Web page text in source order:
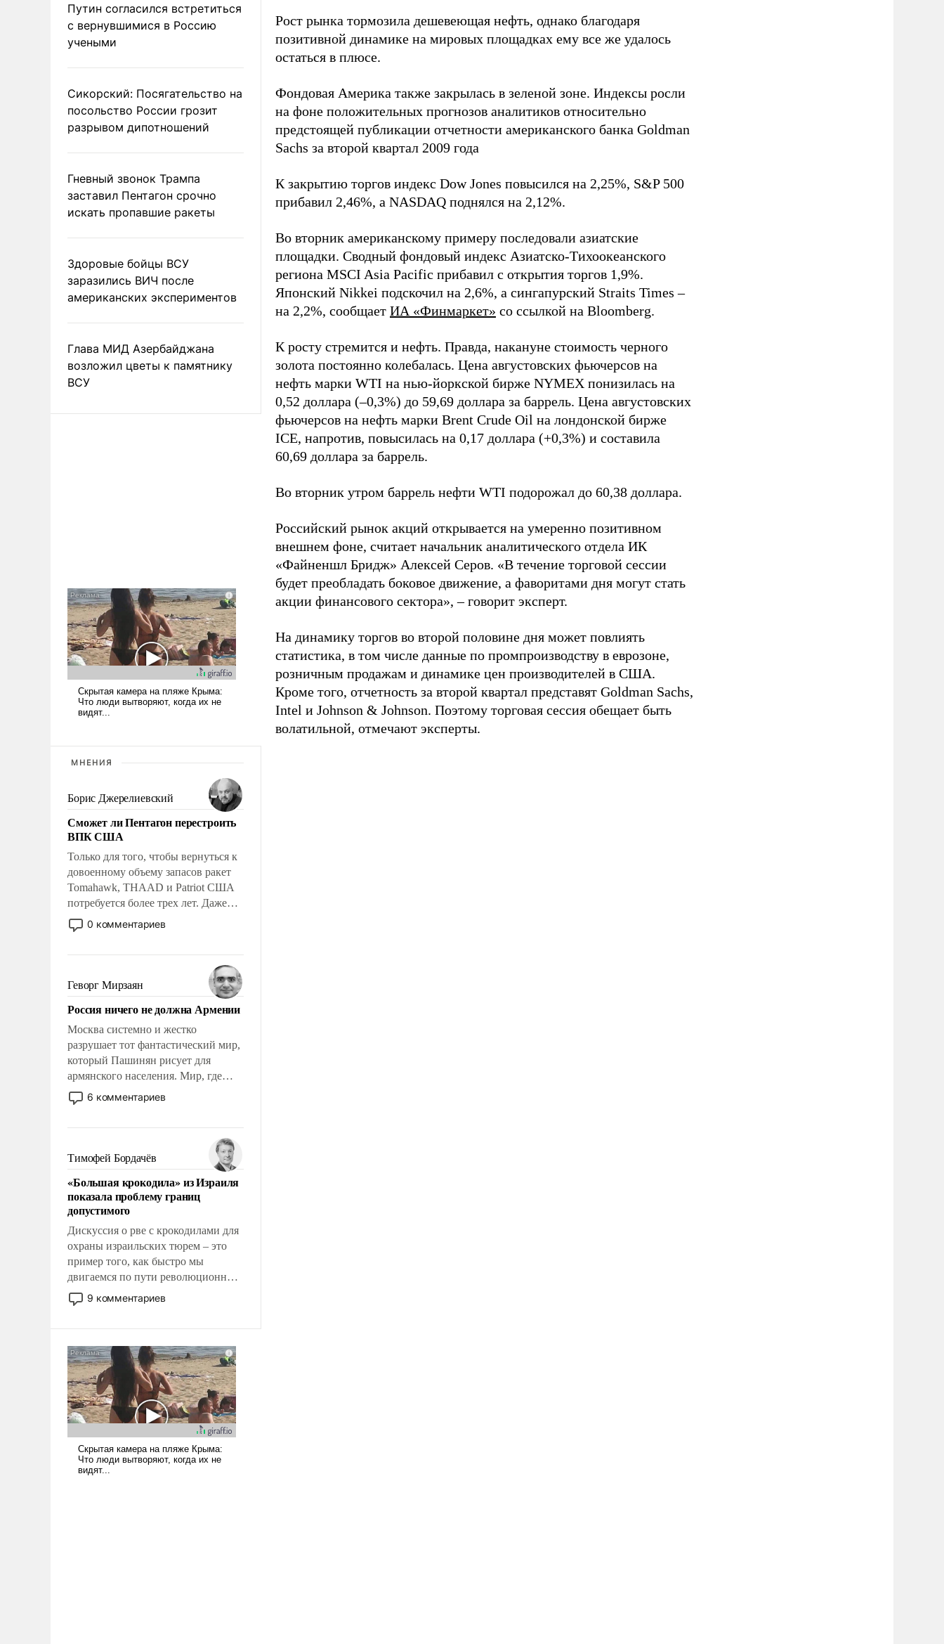
Путин согласился встретиться
с вернувшимися в Россию
учеными
Сикорский: Посягательство на
посольство России грозит
разрывом дипотношений
Гневный звонок Трампа
заставил Пентагон срочно
искать пропавшие ракеты
Здоровые бойцы ВСУ
заразились ВИЧ после
американских экспериментов
Глава МИД Азербайджана
возложил цветы к памятнику
ВСУ
МНЕНИЯ
Борис Джерелиевский
Сможет ли Пентагон перестроить
ВПК США
Только для того, чтобы вернуться к
довоенному объему запасов ракет
Tomahawk, THAAD и Patriot США
потребуется более трех лет. Даже
небольшая война с Ираном
опустошила американские
уязвимости США, например, перед
Китаем.
0 комментариев
Геворг Мирзаян
Россия ничего не должна Армении
Москва системно и жестко
разрушает тот фантастический мир,
который Пашинян рисует для
армянского населения. Мир, где
этому населению все должны
просто по определению, где его
беспрекословно оплачиваться за
счет российских
налогоплательщиков и где за свои
поступки не нужно отвечать.
6 комментариев
Тимофей Бордачёв
«Большая крокодила» из Израиля
показала проблему границ
допустимого
Дискуссия о рве с крокодилами для
охраны израильских тюрем – это
пример того, как быстро мы
двигаемся по пути революционных
изменений. То, что несколько лет
назад было образом для
9 комментариев
Рост рынка тормозила дешевеющая нефть, однако благодаря
позитивной динамике на мировых площадках ему все же удалось
остаться в плюсе.
Фондовая Америка также закрылась в зеленой зоне. Индексы росли
на фоне положительных прогнозов аналитиков относительно
предстоящей публикации отчетности американского банка Goldman
Sachs за второй квартал 2009 года
К закрытию торгов индекс Dow Jones повысился на 2,25%, S&P 500
прибавил 2,46%, а NASDAQ поднялся на 2,12%.
Во вторник американскому примеру последовали азиатские
площадки. Сводный фондовый индекс Азиатско-Тихоокеанского
региона MSCI Asia Pacific прибавил с открытия торгов 1,9%.
Японский Nikkei подскочил на 2,6%, а сингапурский Straits Times –
на 2,2%, сообщает ИА «Финмаркет» со ссылкой на Bloomberg.
К росту стремится и нефть. Правда, накануне стоимость черного
золота постоянно колебалась. Цена августовских фьючерсов на
нефть марки WTI на нью-йоркской бирже NYMEХ понизилась на
0,52 доллара (–0,3%) до 59,69 доллара за баррель. Цена августовских
фьючерсов на нефть марки Brent Crude Oil на лондонской бирже
IСE, напротив, повысилась на 0,17 доллара (+0,3%) и составила
60,69 доллара за баррель.
Во вторник утром баррель нефти WTI подорожал до 60,38 доллара.
Российский рынок акций открывается на умеренно позитивном
внешнем фоне, считает начальник аналитического отдела ИК
«Файненшл Бридж» Алексей Серов. «В течение торговой сессии
будет преобладать боковое движение, а фаворитами дня могут стать
акции финансового сектора», – говорит эксперт.
На динамику торгов во второй половине дня может повлиять
статистика, в том числе данные по промпроизводству в еврозоне,
розничным продажам и динамике цен производителей в США.
Кроме того, отчетность за второй квартал представят Goldman Sachs,
Intel и Johnson & Johnson. Поэтому торговая сессия обещает быть
волатильной, отмечают эксперты.